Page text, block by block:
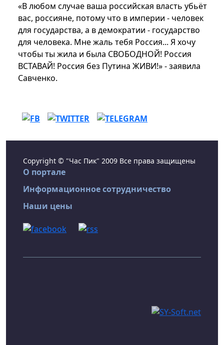
«В любом случае ваша российская власть убьёт
вас, россияне, потому что в империи - человек
для государства, а в демократии - государство
для человека. Мне жаль тебя Россия... Я хочу
чтобы ты жила и была СВОБОДНОЙ! Россия
ВСТАВАЙ! Россия без Путина ЖИВИ!» - заявила
Савченко.
Copyright © "Час Пик" 2009 Все права защищены
О портале
Информационное сотрудничество
Наши цены